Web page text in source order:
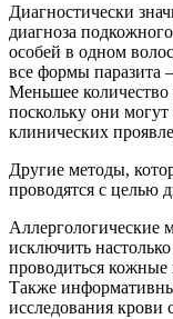
Диагностически
диагноза
особей в одном
все формы паразита
Меньшее количество
поскольку они
клинических
Другие методы,
проводятся с целью
Аллергологические
исключить
проводиться
Также
исследования крови